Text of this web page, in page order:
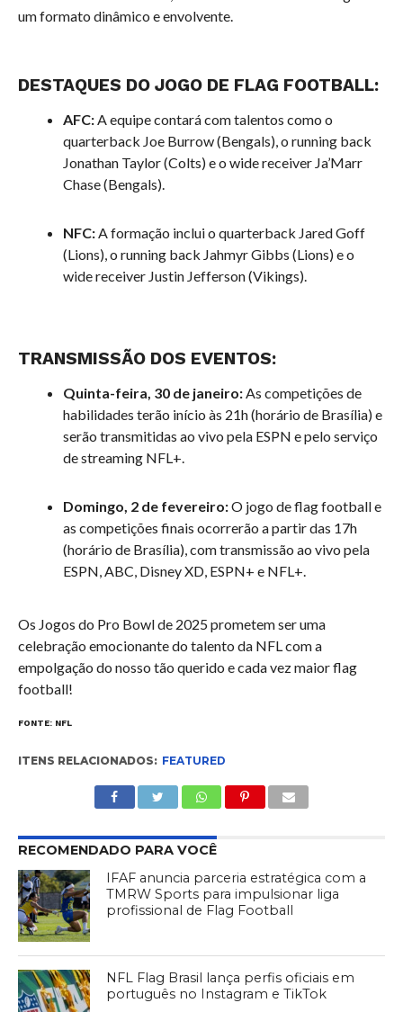
um formato dinâmico e envolvente.
DESTAQUES DO JOGO DE FLAG FOOTBALL:
AFC:A equipe contará com talentos como o
quarterback Joe Burrow (Bengals), o running back
Jonathan Taylor (Colts) e o wide receiver Ja’Marr
Chase (Bengals).
NFC:A formação inclui o quarterback Jared Goff
(Lions), o running back Jahmyr Gibbs (Lions) e o
wide receiver Justin Jefferson (Vikings).
TRANSMISSÃO DOS EVENTOS:
Quinta-feira, 30 de janeiro:As competições de
habilidades terão início às 21h (horário de Brasília) e
serão transmitidas ao vivo pela ESPN e pelo serviço
de streaming NFL+.
Domingo, 2 de fevereiro:O jogo de flag football e
as competições finais ocorrerão a partir das 17h
(horário de Brasília), com transmissão ao vivo pela
ESPN, ABC, Disney XD, ESPN+ e NFL+.
Os Jogos do Pro Bowl de 2025 prometem ser uma
celebração emocionante do talento da NFL com a
empolgação do nosso tão querido e cada vez maior flag
football!
FONTE: NFL
ITENS RELACIONADOS: FEATURED
RECOMENDADO PARA VOCÊ
IFAF anuncia parceria estratégica com a
TMRW Sports para impulsionar liga
profissional de Flag Football
NFL Flag Brasil lança perfis oficiais em
português no Instagram e TikTok